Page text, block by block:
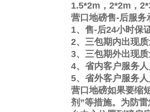
1.5*2m ， 2*2m ，
营口地磅售-后服务
1、售-后24小时保
2、三包期内出现
3、三包期外出现
4、省内客户服务
5、省外客户服务
营口地磅如果要缩
剂 ”等措施。为防